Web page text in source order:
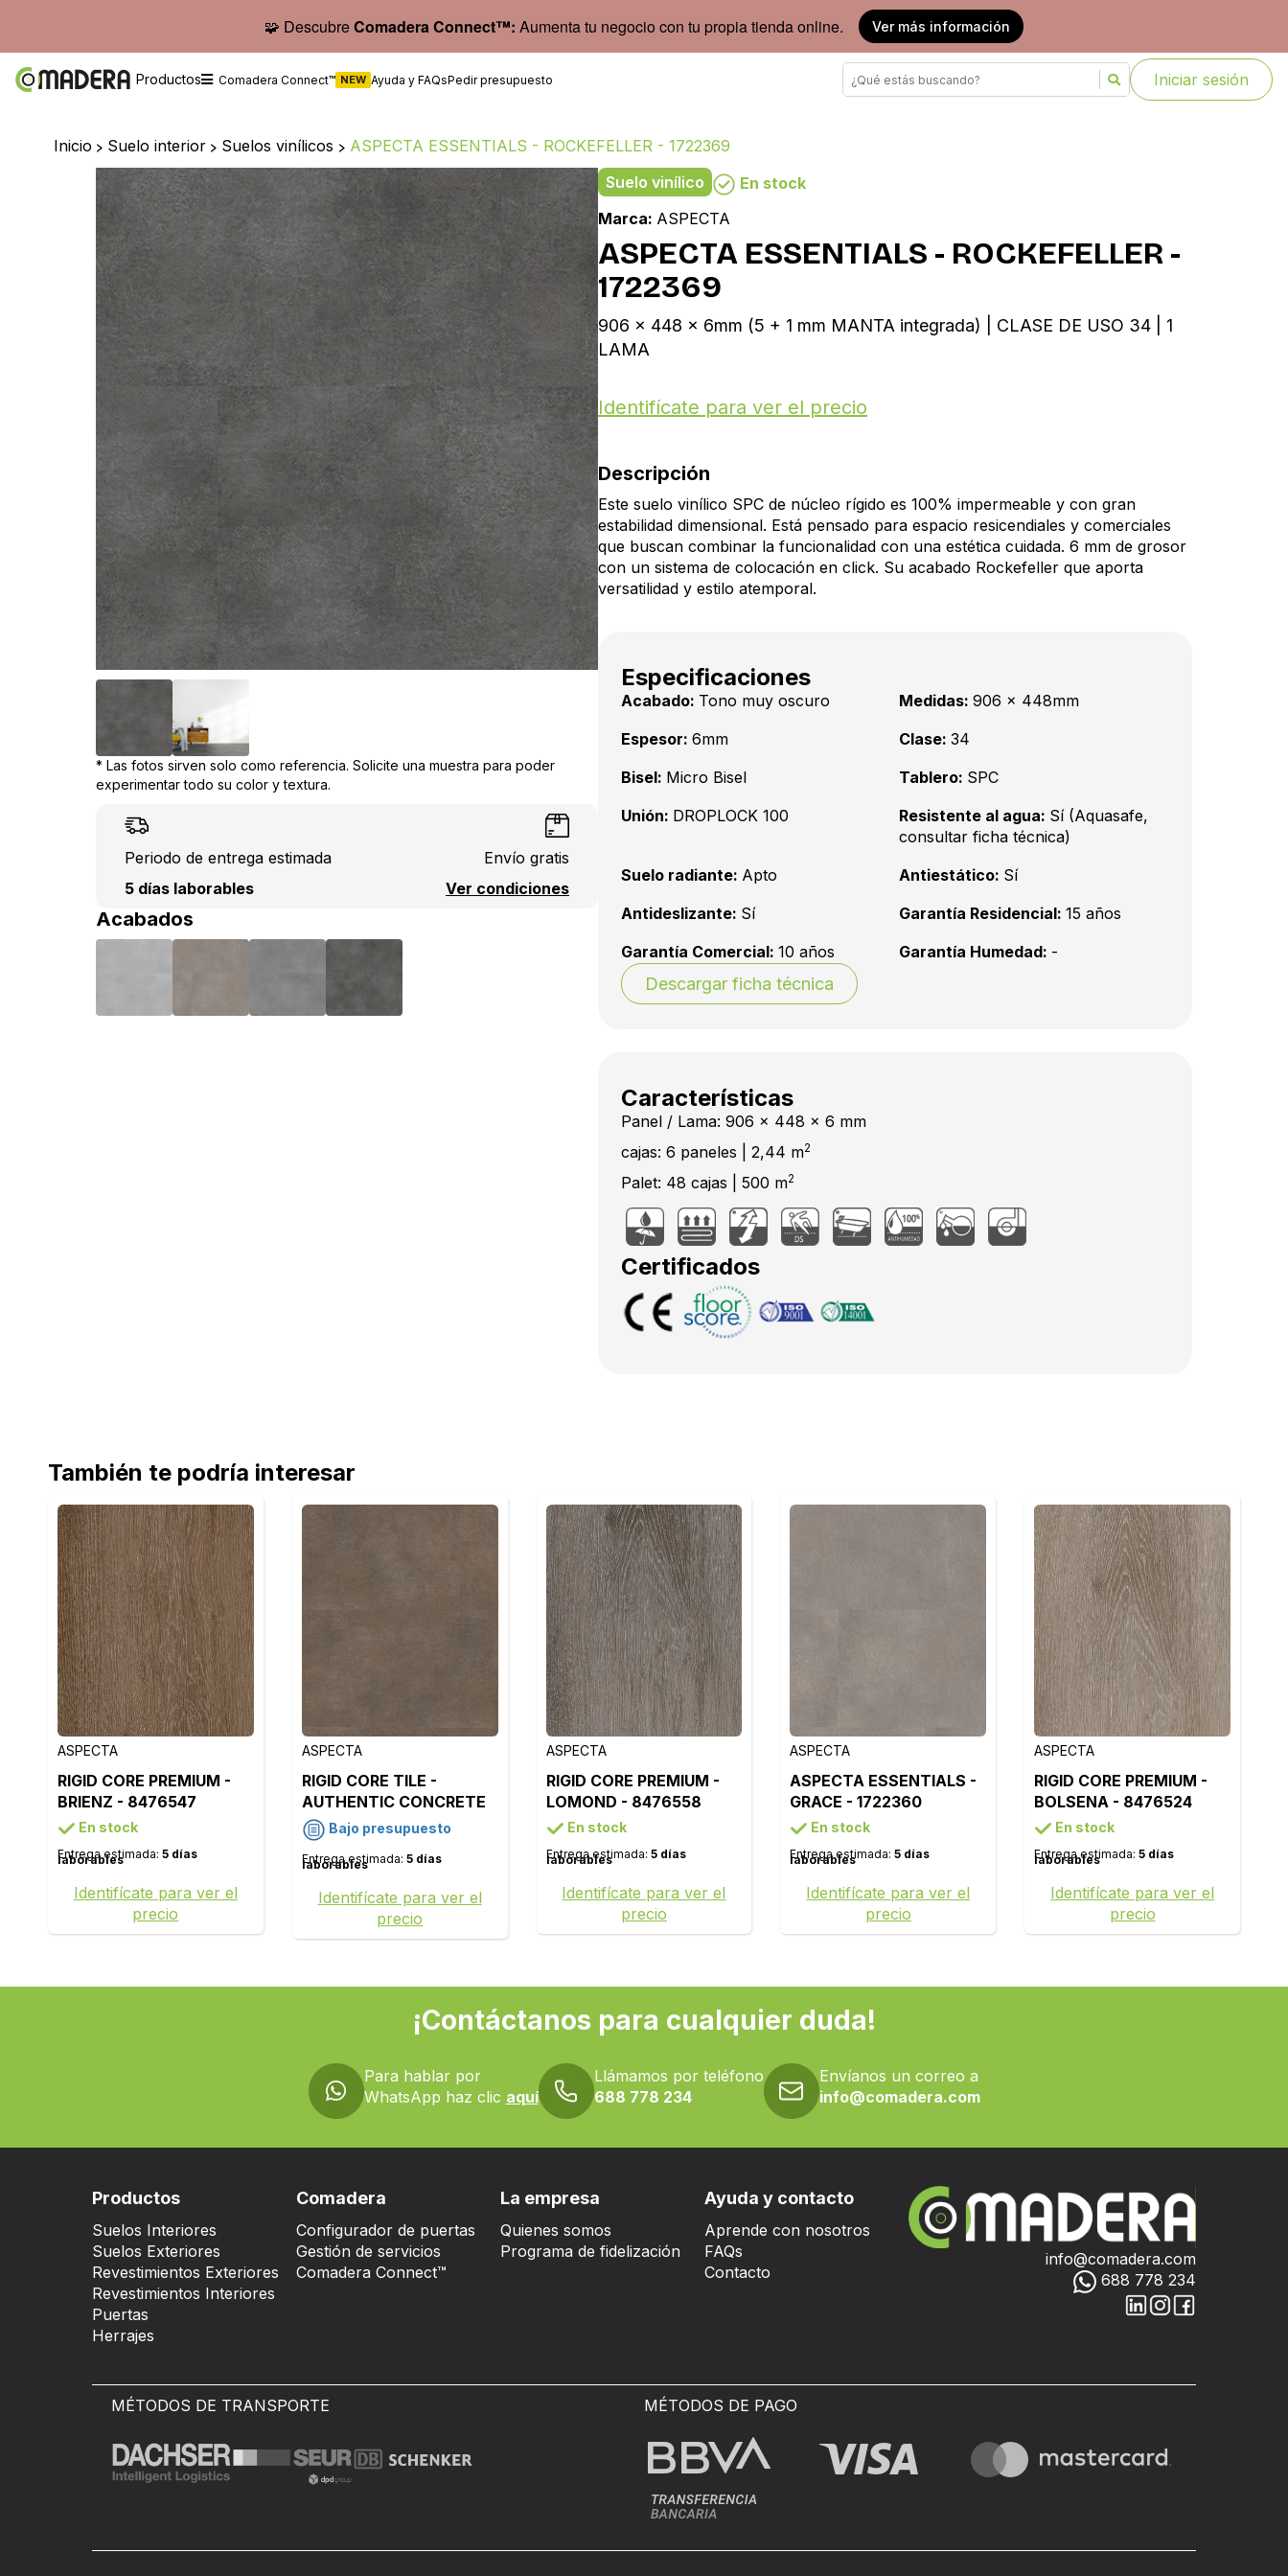
🧩 DescubreComadera Connect™: Aumenta tu negocio con tu propia tienda online. Ver más información
Productos Comadera Connect™ NEW Ayuda y FAQsPedir presupuesto Iniciar sesión
Inicio > Suelo interior > Suelos vinílicos > ASPECTA ESSENTIALS - ROCKEFELLER - 1722369
* Las fotos sirven solo como referencia. Solicite una muestra para poder
experimentar todo su color y textura.
Periodo de entrega estimada
5 días laborables
Envío gratis
Ver condiciones
Acabados
Suelo vinílico
En stock
Marca: ASPECTA
ASPECTA ESSENTIALS - ROCKEFELLER -
1722369
906 x 448 x 6mm (5 + 1 mm MANTA integrada) | CLASE DE USO 34 | 1
LAMA
Identifícate para ver el precio
Descripción
Este suelo vinílico SPC de núcleo rígido es 100% impermeable y con gran
estabilidad dimensional. Está pensado para espacio resicendiales y comerciales
que buscan combinar la funcionalidad con una estética cuidada. 6 mm de grosor
con un sistema de colocación en click. Su acabado Rockefeller que aporta
versatilidad y estilo atemporal.
Especificaciones
Acabado: Tono muy oscuro Medidas: 906 x 448mm
Espesor: 6mm Clase: 34
Bisel: Micro Bisel Tablero: SPC
Unión: DROPLOCK 100 Resistente al agua: Sí (Aquasafe,
consultar ficha técnica)
Suelo radiante: Apto Antiestático: Sí
Antideslizante: Sí Garantía Residencial: 15 años
Garantía Comercial: 10 años Garantía Humedad: -
Descargar ficha técnica
Características
Panel / Lama: 906 x 448 x 6 mm
cajas: 6 paneles | 2,44 m2
Palet: 48 cajas | 500 m2
Certificados
También te podría interesar
ASPECTA
RIGID CORE PREMIUM -
BRIENZ - 8476547
En stock
Entrega estimada: 5 días
laborables
Identifícate para ver el
precio
ASPECTA
RIGID CORE TILE -
AUTHENTIC CONCRETE
OXIDE - 1722364
Bajo presupuesto
Entrega estimada: 5 días
laborables
Identifícate para ver el
precio
ASPECTA
RIGID CORE PREMIUM -
LOMOND - 8476558
En stock
Entrega estimada: 5 días
laborables
Identifícate para ver el
precio
ASPECTA
ASPECTA ESSENTIALS -
GRACE - 1722360
En stock
Entrega estimada:5 días
laborables
Identifícate para ver el
precio
ASPECTA
RIGID CORE PREMIUM -
BOLSENA - 8476524
En stock
Entrega estimada:5 días
laborables
Identifícate para ver el
precio
¡Contáctanos para cualquier duda!
Para hablar por
WhatsApp haz clic aquí
Llámamos por teléfono
688 778 234
Envíanos un correo a
info@comadera.com
Productos
Suelos Interiores
Suelos Exteriores
Revestimientos Exteriores
Revestimientos Interiores
Puertas
Herrajes
Comadera
Configurador de puertas
Gestión de servicios
Comadera Connect™
La empresa
Quienes somos
Programa de fidelización
Ayuda y contacto
Aprende con nosotros
FAQs
Contacto
info@comadera.com
688 778 234
MÉTODOS DE TRANSPORTE MÉTODOS DE PAGO